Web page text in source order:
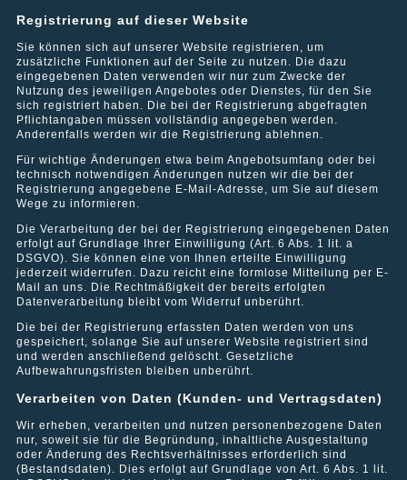
Wohn- und Geschäftshaus in Berlin-Kreuzberg
Wohn- und Geschäftshaus in Berlin-Grunewald
Registrierung auf dieser Website
Sie können sich auf unserer Website registrieren, um
zusätzliche Funktionen auf der Seite zu nutzen. Die dazu
eingegebenen Daten verwenden wir nur zum Zwecke der
Nutzung des jeweiligen Angebotes oder Dienstes, für den Sie
sich registriert haben. Die bei der Registrierung abgefragten
Pflichtangaben müssen vollständig angegeben werden.
Anderenfalls werden wir die Registrierung ablehnen.
Für wichtige Änderungen etwa beim Angebotsumfang oder bei
technisch notwendigen Änderungen nutzen wir die bei der
Registrierung angegebene E-Mail-Adresse, um Sie auf diesem
Wege zu informieren.
Die Verarbeitung der bei der Registrierung eingegebenen Daten
erfolgt auf Grundlage Ihrer Einwilligung (Art. 6 Abs. 1 lit. a
DSGVO). Sie können eine von Ihnen erteilte Einwilligung
jederzeit widerrufen. Dazu reicht eine formlose Mitteilung per E-
Mail an uns. Die Rechtmäßigkeit der bereits erfolgten
Datenverarbeitung bleibt vom Widerruf unberührt.
Die bei der Registrierung erfassten Daten werden von uns
gespeichert, solange Sie auf unserer Website registriert sind
und werden anschließend gelöscht. Gesetzliche
Aufbewahrungsfristen bleiben unberührt.
Verarbeiten von Daten (Kunden- und Vertragsdaten)
Wir erheben, verarbeiten und nutzen personenbezogene Daten
nur, soweit sie für die Begründung, inhaltliche Ausgestaltung
oder Änderung des Rechtsverhältnisses erforderlich sind
(Bestandsdaten). Dies erfolgt auf Grundlage von Art. 6 Abs. 1 lit.